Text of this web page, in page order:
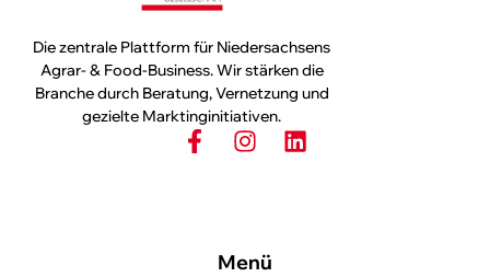
Die zentrale Plattform für Niedersachsens
Agrar- & Food-Business. Wir stärken die
Branche durch Beratung, Vernetzung und
gezielte Marktinginitiativen.
Menü